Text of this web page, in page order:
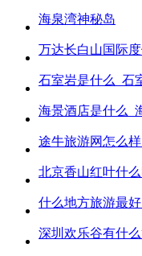
海泉湾神秘岛
万达长白山国际
石室岩是什么_石
海景酒店是什么_
途牛旅游网怎么
北京香山红叶什
什么地方旅游最
深圳欢乐谷有什